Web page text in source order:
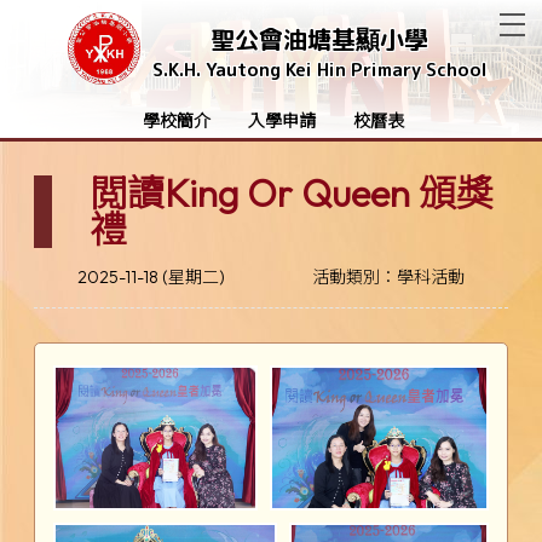
聖公會油塘基顯小學
S.K.H. Yautong Kei Hin Primary School
學校簡介 入學申請 校曆表
閲讀King Or Queen 頒獎
禮
2025-11-18 (星期二) 活動類別：學科活動